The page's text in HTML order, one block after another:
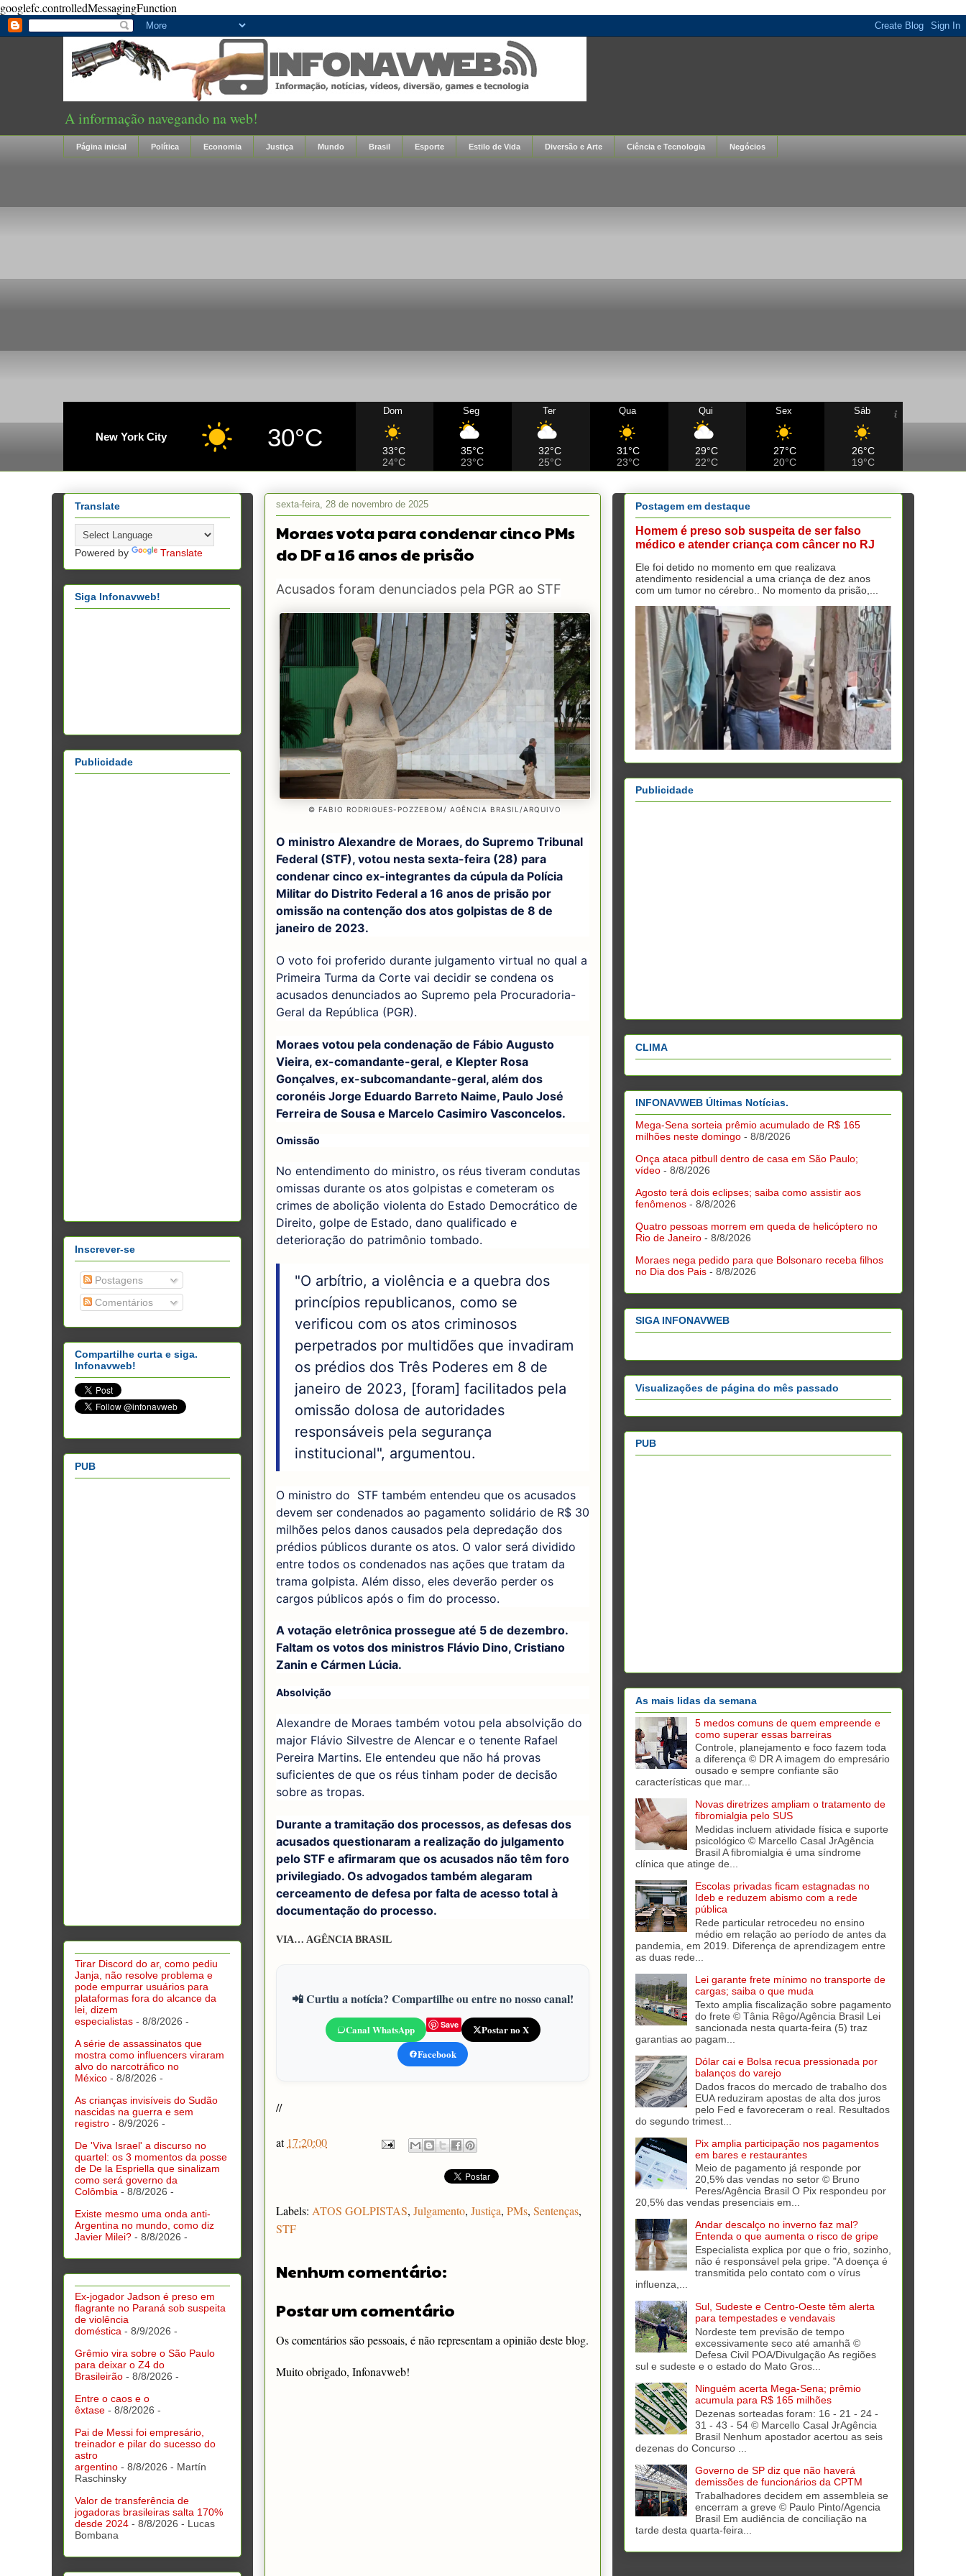
googlefc.controlledMessagingFunction
A informação navegando na web!
Página inicial Política Economia Justiça Mundo Brasil Esporte Estilo de Vida Diversão e Arte Ciência e Tecnologia Negócios
New York City 30°C
Dom
33°C
24°C
Seg
35°C
23°C
Ter
32°C
25°C
Qua
31°C
23°C
Qui
29°C
22°C
Sex
27°C
20°C
Sáb
26°C
19°C
sexta-feira, 28 de novembro de 2025
Moraes vota para condenar cinco PMs
do DF a 16 anos de prisão
Acusados foram denunciados pela PGR ao STF
© FABIO RODRIGUES-POZZEBOM/ AGÊNCIA BRASIL/ARQUIVO
O ministro Alexandre de Moraes, do Supremo Tribunal
Federal (STF), votou nesta sexta-feira (28) para
condenar cinco ex-integrantes da cúpula da Polícia
Militar do Distrito Federal a 16 anos de prisão por
omissão na contenção dos atos golpistas de 8 de
janeiro de 2023.
O voto foi proferido durante julgamento virtual no qual a
Primeira Turma da Corte vai decidir se condena os
acusados denunciados ao Supremo pela Procuradoria-
Geral da República (PGR).
Moraes votou pela condenação de Fábio Augusto
Vieira, ex-comandante-geral, e Klepter Rosa
Gonçalves, ex-subcomandante-geral, além dos
coronéis Jorge Eduardo Barreto Naime, Paulo José
Ferreira de Sousa e Marcelo Casimiro Vasconcelos.
Omissão
No entendimento do ministro, os réus tiveram condutas
omissas durante os atos golpistas e cometeram os
crimes de abolição violenta do Estado Democrático de
Direito, golpe de Estado, dano qualificado e
deterioração do patrimônio tombado.
"O arbítrio, a violência e a quebra dos
princípios republicanos, como se
verificou com os atos criminosos
perpetrados por multidões que invadiram
os prédios dos Três Poderes em 8 de
janeiro de 2023, [foram] facilitados pela
omissão dolosa de autoridades
responsáveis pela segurança
institucional", argumentou.
O ministro do STF também entendeu que os acusados
devem ser condenados ao pagamento solidário de R$ 30
milhões pelos danos causados pela depredação dos
prédios públicos durante os atos. O valor será dividido
entre todos os condenados nas ações que tratam da
trama golpista. Além disso, eles deverão perder os
cargos públicos após o fim do processo.
A votação eletrônica prossegue até 5 de dezembro.
Faltam os votos dos ministros Flávio Dino, Cristiano
Zanin e Cármen Lúcia.
Absolvição
Alexandre de Moraes também votou pela absolvição do
major Flávio Silvestre de Alencar e o tenente Rafael
Pereira Martins. Ele entendeu que não há provas
suficientes de que os réus tinham poder de decisão
sobre as tropas.
Durante a tramitação dos processos, as defesas dos
acusados questionaram a realização do julgamento
pelo STF e afirmaram que os acusados não têm foro
privilegiado. Os advogados também alegaram
cerceamento de defesa por falta de acesso total à
documentação do processo.
VIA… AGÊNCIA BRASIL
📲 Curtiu a notícia? Compartilhe ou entre no nosso canal!
Canal WhatsApp Save
Postar no X
Facebook
//
at 17:20:00
Labels: ATOS GOLPISTAS, Julgamento, Justiça, PMs, Sentenças,
STF
Nenhum comentário:
Postar um comentário
Os comentários são pessoais, é não representam a opinião deste blog.
Muito obrigado, Infonavweb!
Translate
Powered by Translate
Siga Infonavweb!
Publicidade
Inscrever-se
Postagens
Comentários
Compartilhe curta e siga.
Infonavweb!
PUB
Tirar Discord do ar, como pediu
Janja, não resolve problema e
pode empurrar usuários para
plataformas fora do alcance da
lei, dizem
especialistas - 8/8/2026 -
A série de assassinatos que
mostra como influencers viraram
alvo do narcotráfico no
México - 8/8/2026 -
As crianças invisíveis do Sudão
nascidas na guerra e sem
registro - 8/9/2026 -
De 'Viva Israel' a discurso no
quartel: os 3 momentos da posse
de De la Espriella que sinalizam
como será governo da
Colômbia - 8/8/2026 -
Existe mesmo uma onda anti-
Argentina no mundo, como diz
Javier Milei? - 8/8/2026 -
Ex-jogador Jadson é preso em
flagrante no Paraná sob suspeita
de violência
doméstica - 8/9/2026 -
Grêmio vira sobre o São Paulo
para deixar o Z4 do
Brasileirão - 8/8/2026 -
Entre o caos e o
êxtase - 8/8/2026 -
Pai de Messi foi empresário,
treinador e pilar do sucesso do
astro
argentino - 8/8/2026 - Martín
Raschinsky
Valor de transferência de
jogadoras brasileiras salta 170%
desde 2024 - 8/8/2026 - Lucas
Bombana
Postagem em destaque
Homem é preso sob suspeita de ser falso
médico e atender criança com câncer no RJ
Ele foi detido no momento em que realizava
atendimento residencial a uma criança de dez anos
com um tumor no cérebro.. No momento da prisão,...
Publicidade
CLIMA
INFONAVWEB Últimas Notícias.
Mega-Sena sorteia prêmio acumulado de R$ 165
milhões neste domingo - 8/8/2026
Onça ataca pitbull dentro de casa em São Paulo;
vídeo - 8/8/2026
Agosto terá dois eclipses; saiba como assistir aos
fenômenos - 8/8/2026
Quatro pessoas morrem em queda de helicóptero no
Rio de Janeiro - 8/8/2026
Moraes nega pedido para que Bolsonaro receba filhos
no Dia dos Pais - 8/8/2026
SIGA INFONAVWEB
Visualizações de página do mês passado
PUB
As mais lidas da semana
5 medos comuns de quem empreende e
como superar essas barreiras
Controle, planejamento e foco fazem toda
a diferença © DR A imagem do empresário
ousado e sempre confiante são
características que mar...
Novas diretrizes ampliam o tratamento de
fibromialgia pelo SUS
Medidas incluem atividade física e suporte
psicológico © Marcello Casal JrAgência
Brasil A fibromialgia é uma síndrome
clínica que atinge de...
Escolas privadas ficam estagnadas no
Ideb e reduzem abismo com a rede
pública
Rede particular retrocedeu no ensino
médio em relação ao período de antes da
pandemia, em 2019. Diferença de aprendizagem entre
as duas rede...
Lei garante frete mínimo no transporte de
cargas; saiba o que muda
Texto amplia fiscalização sobre pagamento
do frete © Tânia Rêgo/Agência Brasil Lei
sancionada nesta quarta-feira (5) traz
garantias ao pagam...
Dólar cai e Bolsa recua pressionada por
balanços do varejo
Dados fracos do mercado de trabalho dos
EUA reduziram apostas de alta dos juros
pelo Fed e favoreceram o real. Resultados
do segundo trimest...
Pix amplia participação nos pagamentos
em bares e restaurantes
Meio de pagamento já responde por
20,5% das vendas no setor © Bruno
Peres/Agência Brasil O Pix respondeu por
20,5% das vendas presenciais em...
Andar descalço no inverno faz mal?
Entenda o que aumenta o risco de gripe
Especialista explica por que o frio, sozinho,
não é responsável pela gripe. "A doença é
transmitida pelo contato com o vírus
influenza,...
Sul, Sudeste e Centro-Oeste têm alerta
para tempestades e vendavais
Nordeste tem previsão de tempo
excessivamente seco até amanhã ©
Defesa Civil POA/Divulgação As regiões
sul e sudeste e o estado do Mato Gros...
Ninguém acerta Mega-Sena; prêmio
acumula para R$ 165 milhões
Dezenas sorteadas foram: 16 - 21 - 24 -
31 - 43 - 54 © Marcello Casal JrAgência
Brasil Nenhum apostador acertou as seis
dezenas do Concurso ...
Governo de SP diz que não haverá
demissões de funcionários da CPTM
Trabalhadores decidem em assembleia se
encerram a greve © Paulo Pinto/Agencia
Brasil Em audiência de conciliação na
tarde desta quarta-feira...